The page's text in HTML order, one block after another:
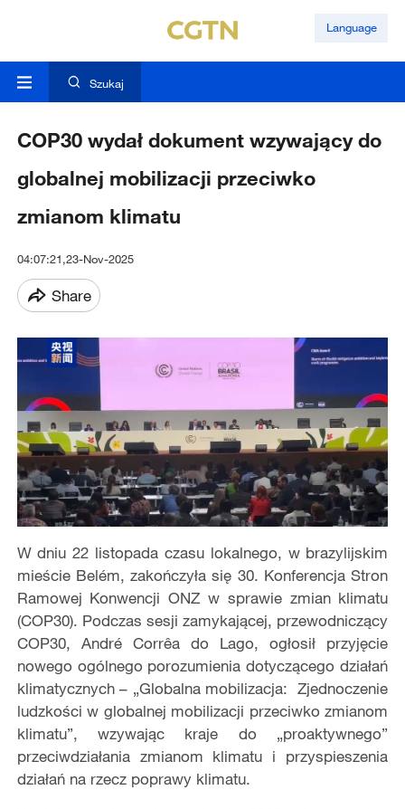
Language
Szukaj
COP30 wydał dokument wzywający do
globalnej mobilizacji przeciwko
zmianom klimatu
04:07:21,23-Nov-2025
Share
W dniu 22 listopada czasu lokalnego, w brazylijskim
mieście Belém, zakończyła się 30. Konferencja Stron
Ramowej Konwencji ONZ w sprawie zmian klimatu
(COP30). Podczas sesji zamykającej, przewodniczący
COP30, André Corrêa do Lago, ogłosił przyjęcie
nowego ogólnego porozumienia dotyczącego działań
klimatycznych – „Globalna mobilizacja: Zjednoczenie
ludzkości w globalnej mobilizacji przeciwko zmianom
klimatu”, wzywając kraje do „proaktywnego”
przeciwdziałania zmianom klimatu i przyspieszenia
działań na rzecz poprawy klimatu.